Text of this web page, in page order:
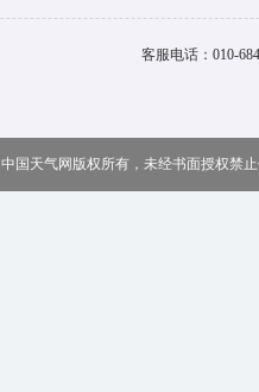
客服电话： 010-
中国天气网版权所有，未经书面授权